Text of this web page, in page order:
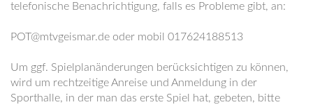
telefonische Benachrichtigung, falls es Probleme gibt, an:
POT@mtvgeismar.de oder mobil 017624188513
Um ggf. Spielplanänderungen berücksichtigen zu können,
wird um rechtzeitige Anreise und Anmeldung in der
Sporthalle, in der man das erste Spiel hat, gebeten, bitte